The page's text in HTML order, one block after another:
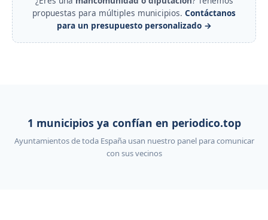
propuestas para múltiples municipios. Contáctanos
para un presupuesto personalizado →
1 municipios ya confían en periodico.top
Ayuntamientos de toda España usan nuestro panel para comunicar
con sus vecinos